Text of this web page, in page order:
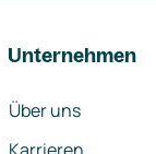
Unternehmen
Über uns